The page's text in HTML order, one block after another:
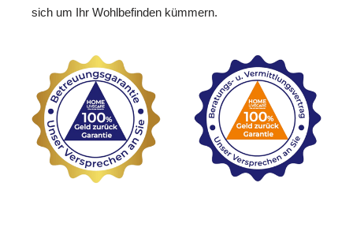
sich um Ihr Wohlbefinden kümmern.